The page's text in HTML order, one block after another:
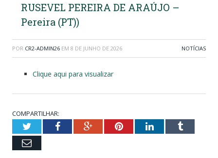
RUSEVEL PEREIRA DE ARAÚJO –
Pereira (PT))
POR CR2-ADMIN26 EM 8 DE JUNHO DE 2026 NOTÍCIAS
Clique aqui para visualizar
COMPARTILHAR:
TwitterFacebookGoogle+PinterestLinkedInTumblr
Email